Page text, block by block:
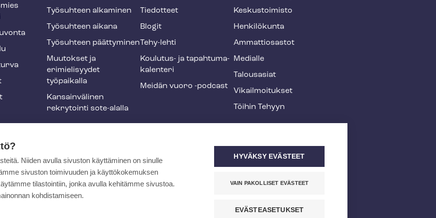
Työsuhteen alkaminen
Työsuhteen aikana
Työsuhteen päättyminen
Muutokset ja
erimielisyydet
työpaikalla
Kansainvälinen
rekrytointi sote-alalla
Tiedotteet
Blogit
Tehy-lehti
Koulutus- ja ta­pah­tu­ma­
ka­len­te­ri
Meidän vuoro -podcast
Keskustoimisto
Henkilökunta
Ammattiosastot
Medialle
Talousasiat
Vi­kail­moi­tuk­set
Töihin Tehyyn
Niiden avulla sivuston käyttäminen on sinulle
sivuston toimivuuden ja käyttökokemuksen
tilastointiin, jonka avulla kehitämme sivustoa.
kohdistamiseen.
HYVÄKSY EVÄSTEET
VAIN PAKOLLISET EVÄSTEET
EVÄSTEASETUKSET